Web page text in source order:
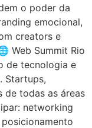
o poder da
emocional,
creators e
Web Summit Rio
de tecnologia e
Startups,
de todas as áreas
networking